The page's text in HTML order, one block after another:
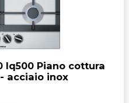
Iq500 Piano cottura
acciaio inox